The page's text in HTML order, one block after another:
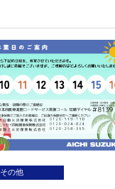
その他